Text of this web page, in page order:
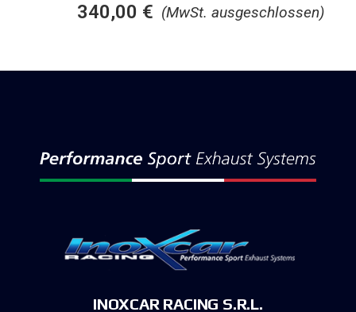
(MwSt. ausgeschlossen)
340,00 €
INOXCAR RACING S.R.L.